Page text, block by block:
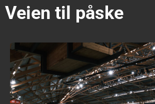
Veien til påske